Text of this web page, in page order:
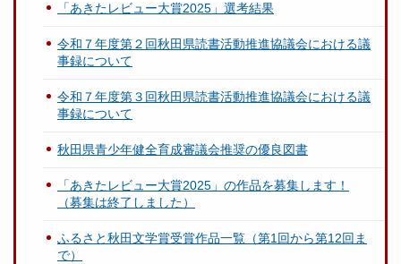
「あきたレビュー大賞2025」選考結果
令和７年度第２回秋田県読書活動推進協議会における議
事録について
令和７年度第３回秋田県読書活動推進協議会における議
事録について
秋田県青少年健全育成審議会推奨の優良図書
「あきたレビュー大賞2025」の作品を募集します！
（募集は終了しました）
ふるさと秋田文学賞受賞作品一覧（第1回から第12回ま
で）